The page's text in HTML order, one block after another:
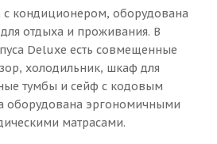
с кондиционером, оборудована
отдыха и проживания. В
Deluxe есть совмещенные
холодильник, шкаф для
тумбы и сейф с кодовым
оборудована эргономичными
матрасами.